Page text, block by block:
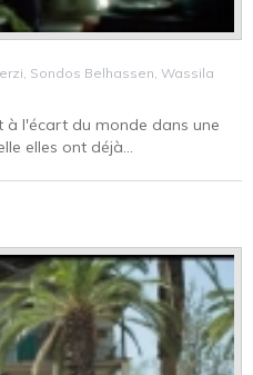
Sondos Belhassen, Wassila
à l'écart du monde dans une
elles ont déjà...